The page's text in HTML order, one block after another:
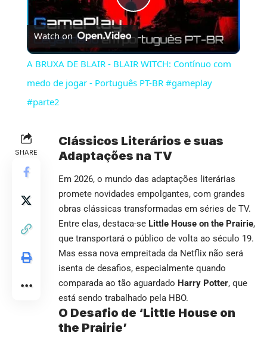
Play
Video
Watch on
A BRUXA DE BLAIR - BLAIR WITCH: Contínuo com
medo de jogar - Português PT-BR #gameplay
#parte2
SHARE
Clássicos Literários e suas
Adaptações na TV
Em 2026, o mundo das adaptações literárias
promete novidades empolgantes, com grandes
obras clássicas transformadas em séries de TV.
Entre elas, destaca-se Little House on the Prairie,
que transportará o público de volta ao século 19.
Mas essa nova empreitada da Netflix não será
isenta de desafios, especialmente quando
comparada ao tão aguardado Harry Potter, que
está sendo trabalhado pela HBO.
O Desafio de ‘Little House on
the Prairie’